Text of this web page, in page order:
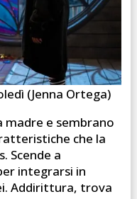
(Jenna Ortega)
madre e sembrano
che la
Scende a
integrarsi in
Addirittura, trova